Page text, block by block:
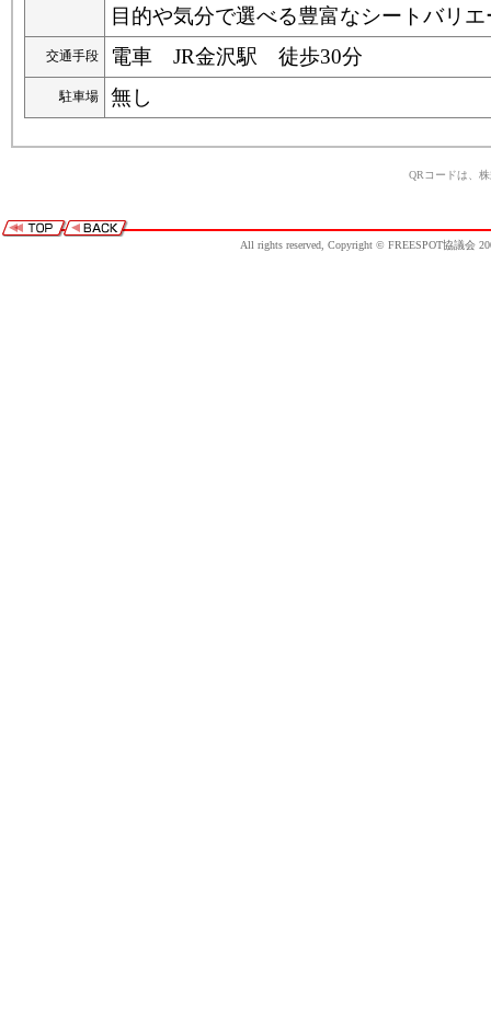
目的や気分で選べる豊富なシートバリ
交通手段 電車 JR金沢駅 徒歩30分
駐車場 無し
QRコードは、
All rights reserved, Copyright © FREESPOT協議会